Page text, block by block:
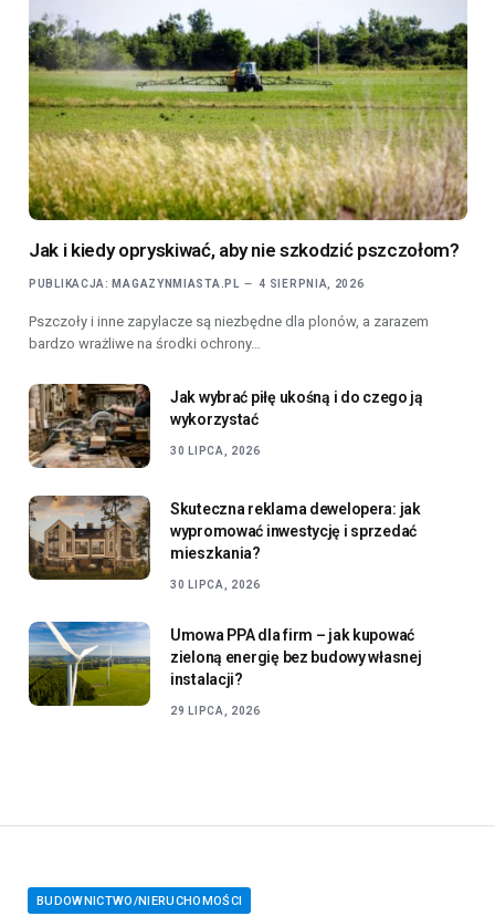
Jak i kiedy opryskiwać, aby nie szkodzić pszczołom?
PUBLIKACJA: MAGAZYNMIASTA.PL 4 SIERPNIA, 2026
Pszczoły i inne zapylacze są niezbędne dla plonów, a zarazem
bardzo wrażliwe na środki ochrony…
Jak wybrać piłę ukośną i do czego ją
wykorzystać
30 LIPCA, 2026
Skuteczna reklama dewelopera: jak
wypromować inwestycję i sprzedać
mieszkania?
30 LIPCA, 2026
Umowa PPA dla firm – jak kupować
zieloną energię bez budowy własnej
instalacji?
29 LIPCA, 2026
BUDOWNICTWO/NIERUCHOMOŚCI